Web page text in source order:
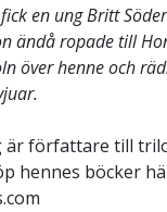
en ung Britt
ändå ropade till
över henne och
är författare till
hennes böcker